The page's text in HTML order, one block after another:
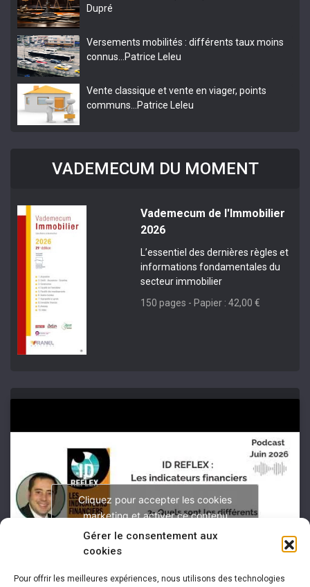
Gérer le consentement aux
cookies
Pour offrir les meilleures expériences, nous utilisons des technologies
Dupré
Versements mobilités : différents taux moins
connus…
Patrice Leleu
Vente classique et vente en viager, points
communs…
Patrice Leleu
VADEMECUM DU MOMENT
Vademecum de l'Immobilier
2026
L’essentiel des dernières règles et
informations fondamentales du
secteur immobilier
150 pages - Papier : 42,00 €
Cliquez pour accepter les cookies
marketing et activer ce contenu